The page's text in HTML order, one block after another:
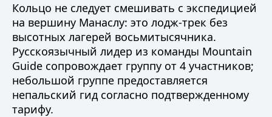
Кольцо не следует смешивать с экспедицией
на вершину Манаслу: это лодж-трек без
высотных лагерей восьмитысячника.
Русскоязычный лидер из команды Mountain
Guide сопровождает группу от 4 участников;
небольшой группе предоставляется
непальский гид согласно подтвержденному
тарифу.